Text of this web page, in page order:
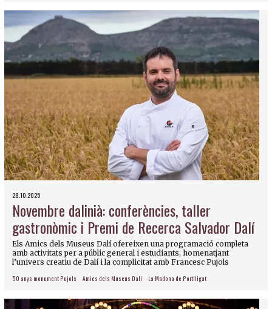
28.10.2025
Novembre dalinià: conferències, taller
gastronòmic i Premi de Recerca Salvador Dalí
Els Amics dels Museus Dalí ofereixen una programació completa
amb activitats per a públic general i estudiants, homenatjant
l’univers creatiu de Dalí i la complicitat amb Francesc Pujols
50 anys monument Pujols Amics dels Museus Dalí La Madona de Portlligat